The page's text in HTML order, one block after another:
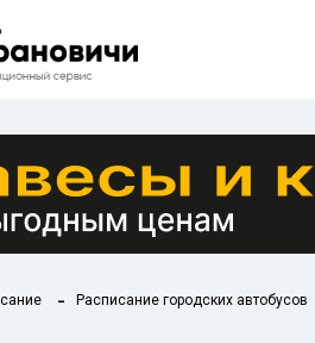
Расписание городских автобусов